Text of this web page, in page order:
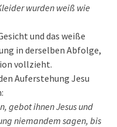
wurden weiß wie
und das weiße
in derselben Abfolge,
vollzieht.
Auferstehung Jesu
gebot ihnen Jesus und
niemandem sagen, bis